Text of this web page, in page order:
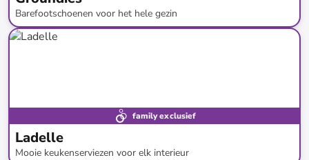
Barefootschoenen voor het hele gezin
tot-55%*
family exclusief
Ladelle
Mooie keukenserviezen voor elk interieur